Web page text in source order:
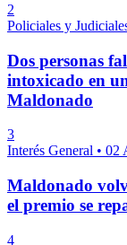
2
Policiales y
Dos personas
intoxicado en
Maldonado
3
Interés General • 02
Maldonado
el premio se
4